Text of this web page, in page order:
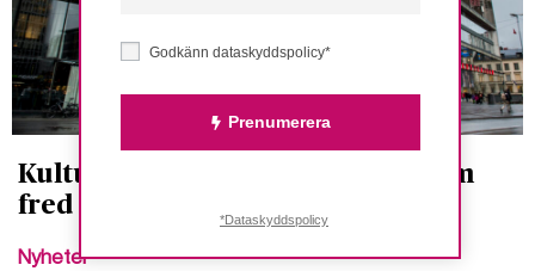
Kulturhuset ville inte ha samtal om
fred och feminism på 8 mars
Nyheter
Godkänn dataskyddspolicy*
Prenumerera
*Dataskyddspolicy